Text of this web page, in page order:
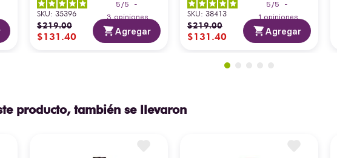
5 /5
-
3 opiniones
SKU: 35396
$219.00
$131 .40 Agregar
5 /5
-
1 opiniones
SKU: 38413
$219.00
$131 .40 Agregar
producto, también se llevaron